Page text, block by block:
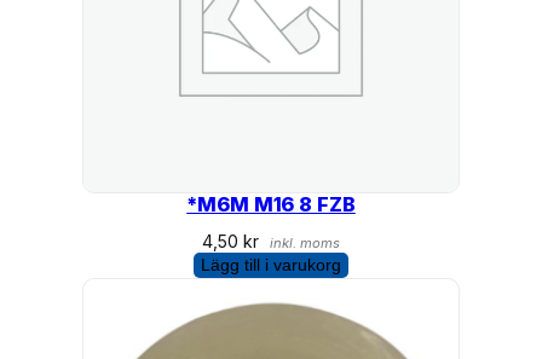
*M6M M16 8 FZB
4,50kr inkl. moms
Lägg till i varukorg